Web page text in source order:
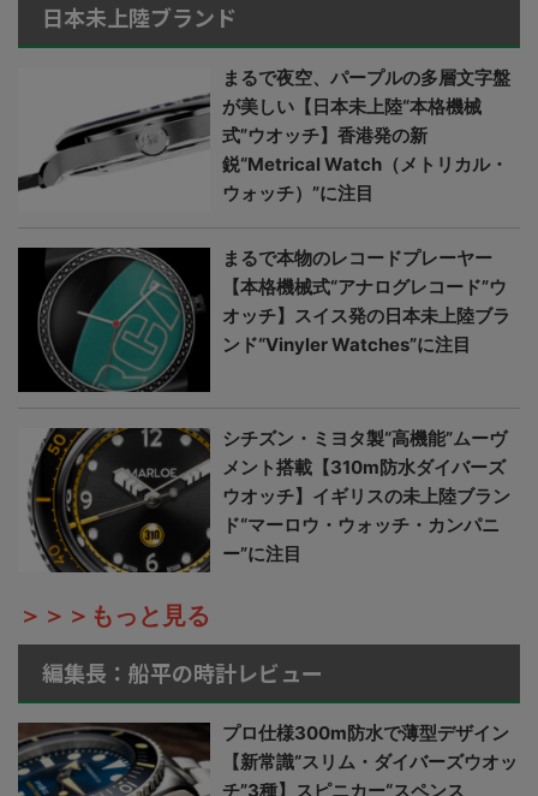
日本未上陸ブランド
まるで夜空、パープルの多層文字盤
が美しい【日本未上陸“本格機械
式”ウオッチ】香港発の新
鋭“Metrical Watch（メトリカル・
ウォッチ）”に注目
まるで本物のレコードプレーヤー
【本格機械式“アナログレコード”ウ
オッチ】スイス発の日本未上陸ブラ
ンド“Vinyler Watches”に注目
シチズン・ミヨタ製“高機能”ムーヴ
メント搭載【310m防水ダイバーズ
ウオッチ】イギリスの未上陸ブラン
ド“マーロウ・ウォッチ・カンパニ
ー”に注目
＞＞＞もっと見る
編集長：船平の時計レビュー
プロ仕様300m防水で薄型デザイン
【新常識“スリム・ダイバーズウオッ
チ”3種】スピニカー“スペンス